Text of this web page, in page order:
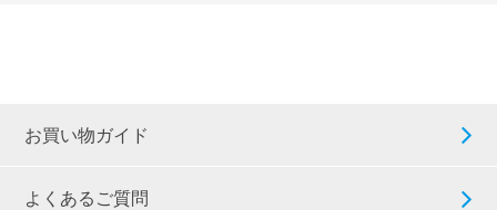
お買い物ガイド
よくあるご質問